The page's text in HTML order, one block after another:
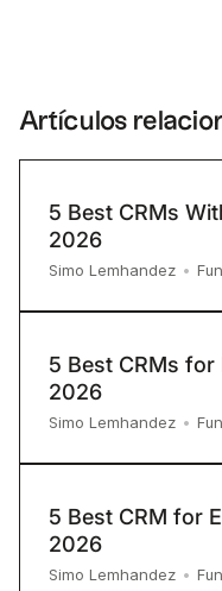
Artículos
5 Best CRMs
2026
Simo Lemhandez •
5 Best CRMs
2026
Simo Lemhandez •
5 Best CRM for
2026
Simo Lemhandez •